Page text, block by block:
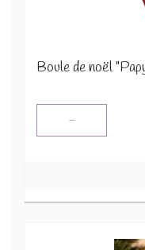
Boule de noël
-